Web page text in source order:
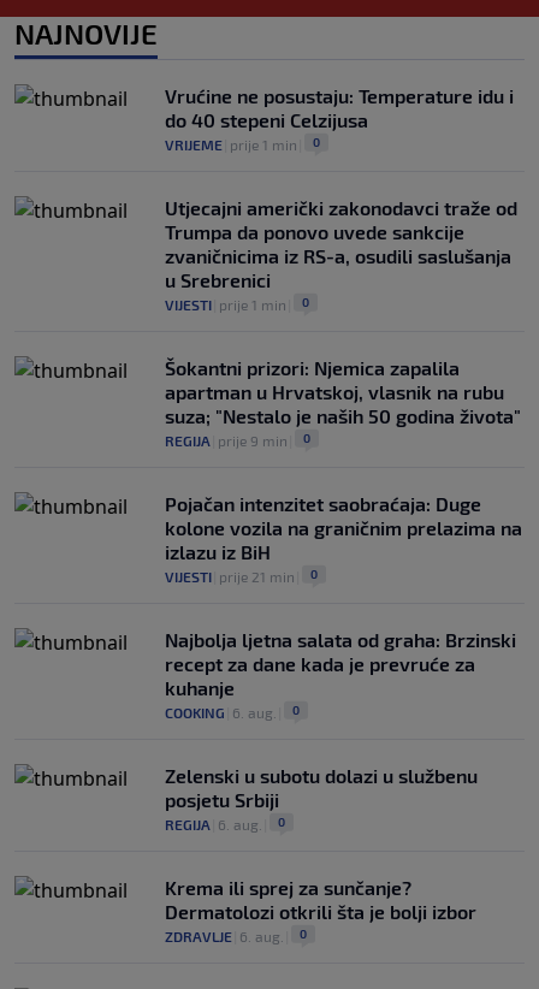
Arsenal ostaje praznih ruku: Vinícius
NAJNOVIJE
Vrućine ne posustaju: Temperature idu i
do 40 stepeni Celzijusa
VRIJEME prije 1 min 0
Utjecajni američki zakonodavci traže od
Trumpa da ponovo uvede sankcije
zvaničnicima iz RS-a, osudili saslušanja
u Srebrenici
VIJESTI prije 1 min 0
Šokantni prizori: Njemica zapalila
apartman u Hrvatskoj, vlasnik na rubu
suza; "Nestalo je naših 50 godina života"
REGIJA prije 9 min 0
Pojačan intenzitet saobraćaja: Duge
kolone vozila na graničnim prelazima na
izlazu iz BiH
VIJESTI prije 21 min 0
Najbolja ljetna salata od graha: Brzinski
recept za dane kada je prevruće za
kuhanje
COOKING 6. aug. 0
Zelenski u subotu dolazi u službenu
posjetu Srbiji
REGIJA 6. aug. 0
Krema ili sprej za sunčanje?
Dermatolozi otkrili šta je bolji izbor
ZDRAVLJE 6. aug. 0